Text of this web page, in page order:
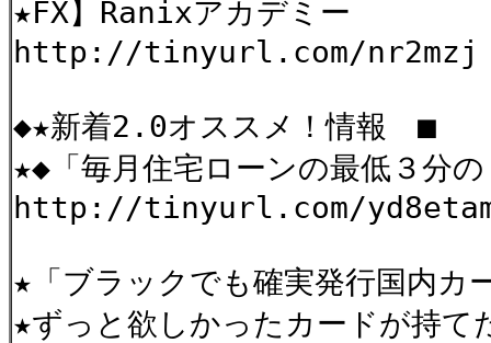
★FX】Ranixアカデミー
http://tinyurl.com/nr2mzj
◆★新着2.0オススメ！情報 ■
★◆「毎月住宅ローンの最低３分
http://tinyurl.com/
★「ブラックでも確実発行国内カ
★ずっと欲しかったカードが持